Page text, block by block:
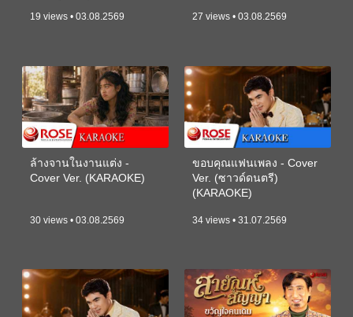
19 views • 03.08.2569 27 views • 03.08.2569
ล้างจานในงานแต่ง -
Cover Ver. (KARAOKE)
30 views • 03.08.2569
ขอบคุณแฟนเพลง - Cover
Ver. (ซาวด์ดนตรี)
(KARAOKE)
34 views • 31.07.2569